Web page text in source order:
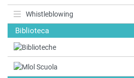
Whistleblowing
Biblioteca